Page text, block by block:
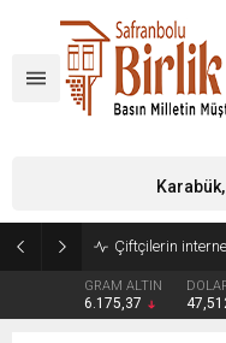
Çiftçilerin
GRAM ALTIN
6.175,37
Karabük,